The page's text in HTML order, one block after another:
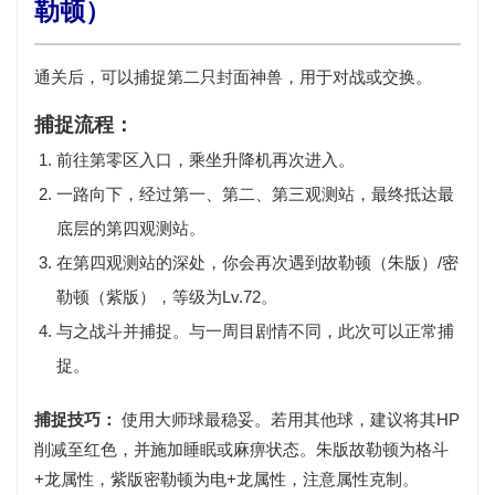
勒顿）
通关后，可以捕捉第二只封面神兽 ，用于对战或交换。
捕捉流程：
前往第零区入口 ，乘坐升降机再次进入。
一路向下，经过第一、第二、第三观测站，最终抵达最
底层的第四观测站。
在第四观测站的深处，你会再次遇到 故勒顿（朱版）/密
勒顿（紫版）
，等级为Lv.72。
与之战斗并捕捉。与一周目剧情不同，此次可以正常捕
捉。
捕捉技巧： 使用大师球最稳妥。若用其他球，建议将其HP
削减至红色，并施加睡眠或麻痹状态。朱版故勒顿为格斗
+龙属性，紫版密勒顿为电+龙属性，注意属性克制。